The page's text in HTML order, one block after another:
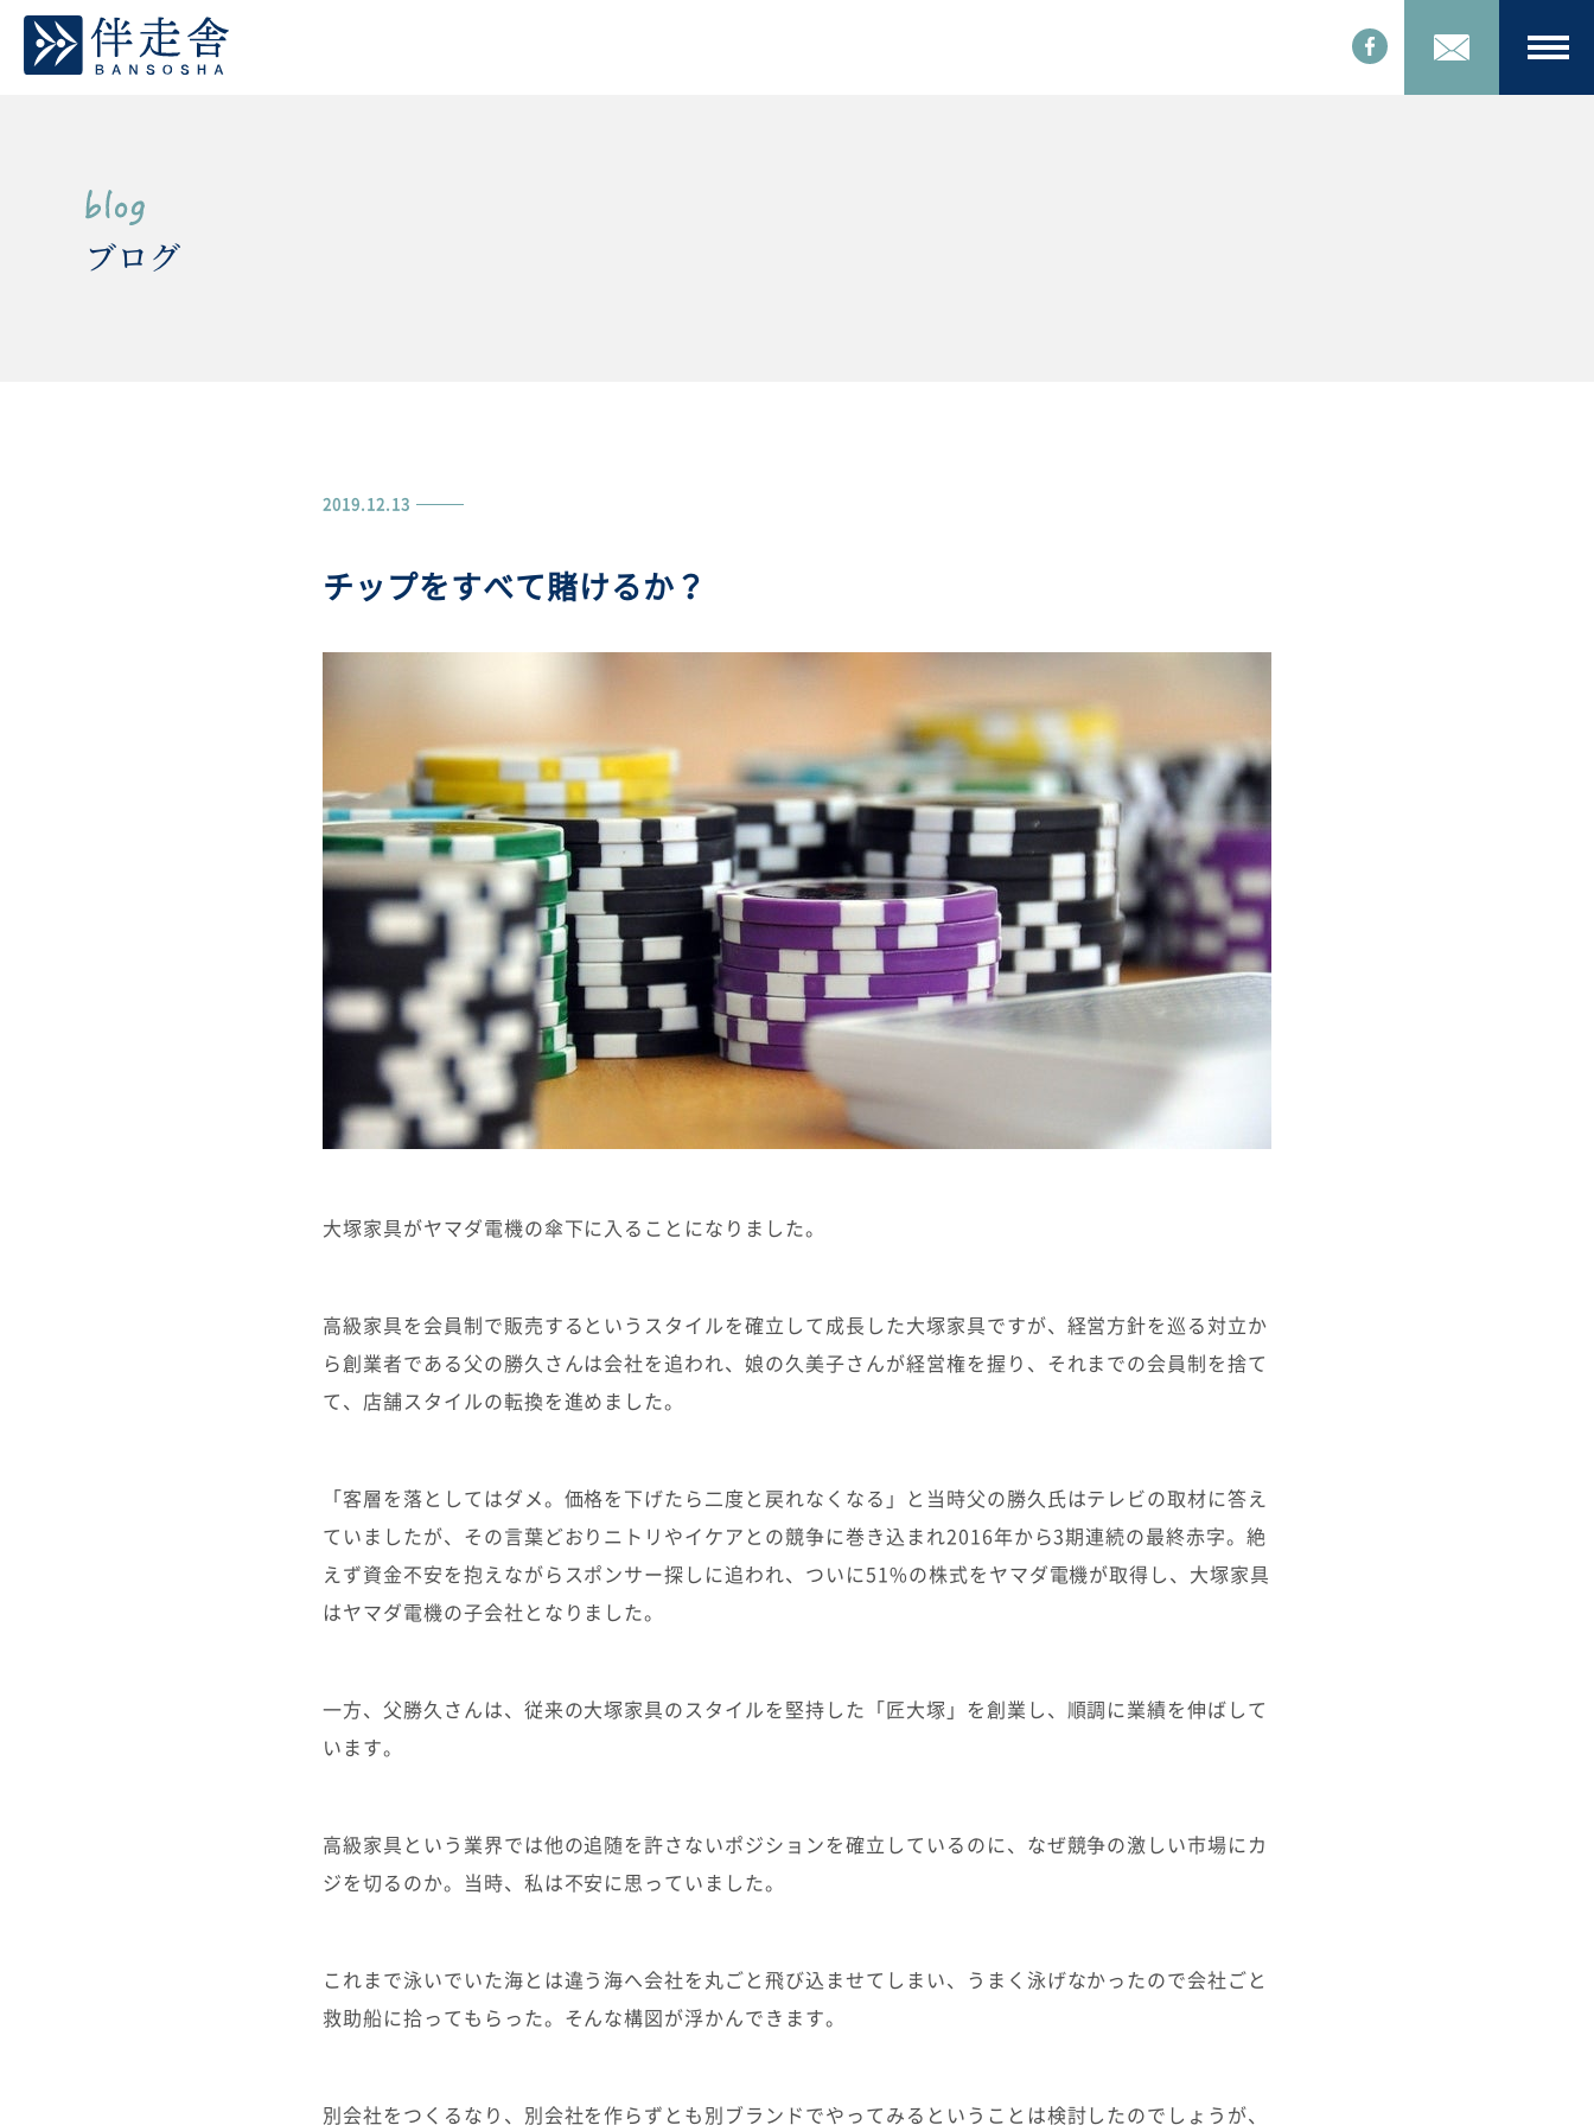
ブログ
2019.12.13
チップをすべて賭けるか？
大塚家具がヤマダ電機の傘下に入ることになりました。
高級家具を会員制で販売するというスタイルを確立して成長した大塚家具ですが、経営方針を巡る対立か
ら創業者である父の勝久さんは会社を追われ、娘の久美子さんが経営権を握り、それまでの会員制を捨て
て、店舗スタイルの転換を進めました。
「客層を落としてはダメ。価格を下げたら二度と戻れなくなる」と当時父の勝久氏はテレビの取材に答え
ていましたが、その言葉どおりニトリやイケアとの競争に巻き込まれ2016年から3期連続の最終赤字。絶
えず資金不安を抱えながらスポンサー探しに追われ、ついに51%の株式をヤマダ電機が取得し、大塚家具
はヤマダ電機の子会社となりました。
一方、父勝久さんは、従来の大塚家具のスタイルを堅持した「匠大塚」を創業し、順調に業績を伸ばして
います。
高級家具という業界では他の追随を許さないポジションを確立しているのに、なぜ競争の激しい市場にカ
ジを切るのか。当時、私は不安に思っていました。
これまで泳いでいた海とは違う海へ会社を丸ごと飛び込ませてしまい、うまく泳げなかったので会社ごと
救助船に拾ってもらった。そんな構図が浮かんできます。
別会社をつくるなり、別会社を作らずとも別ブランドでやってみるということは検討したのでしょうが、